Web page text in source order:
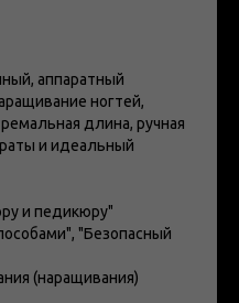
аппаратный
ногтей,
длина, ручная
и идеальный
и педикюру"
"Безопасный
(наращивания)